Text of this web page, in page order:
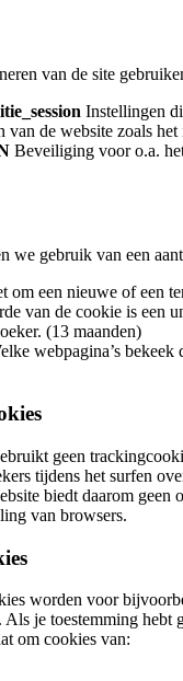
van de site
Instellingen
van de website zoals het
Beveiliging voor o.a.
we gebruik van een
om een nieuwe of een
van de cookie is een
(13 maanden)
webpagina’s bekeek
geen
tijdens het surfen
biedt daarom geen
van browsers.
worden voor
Als je toestemming hebt
om cookies van: